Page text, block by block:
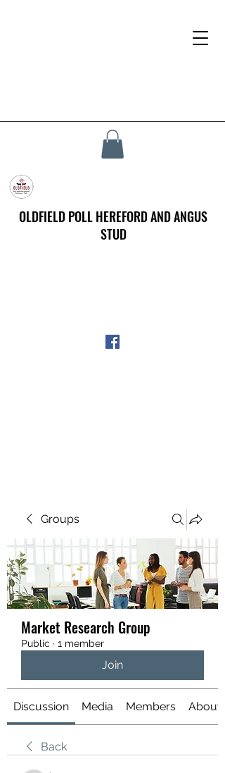
OLDFIELD POLL HEREFORD AND ANGUS
STUD
Groups
Market Research Group
Public · 1 member
Join
Discussion Media Members About
Back